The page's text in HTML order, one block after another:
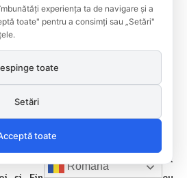
timpul unor ieșiri autorizate în
măsurilor de organizare a muncii și
Întreprinderi din cadrul
Română
experiența ta de navigare și a
toate" pentru a consimți sau „Setări"
toate
Setări
toate